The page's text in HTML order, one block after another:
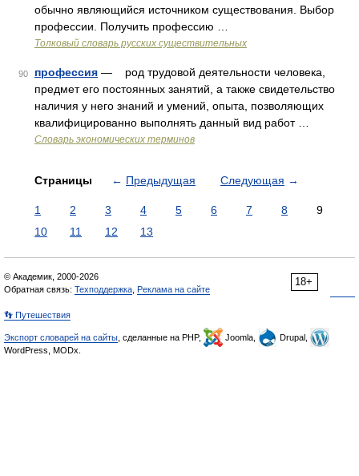
обычно являющийся источником существования. Выбор
профессии. Получить профессию …
Толковый словарь русских существительных
90 профессия — род трудовой деятельности человека,
предмет его постоянных занятий, а также свидетельство
наличия у него знаний и умений, опыта, позволяющих
квалифицированно выполнять данный вид работ …
Словарь экономических терминов
Страницы ← Предыдущая Следующая →
1 2 3 4 5 6 7 8
9
10
11 12 13
18+
© Академик, 2000-2026
Обратная связь: Техподдержка Реклама на сайте
👣 Путешествия
Экспорт словарей на сайты , сделанные на PHP, Joomla,
Drupal,
WordPress, MODx.